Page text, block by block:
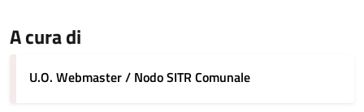
A cura di
U.O. Webmaster / Nodo SITR Comunale